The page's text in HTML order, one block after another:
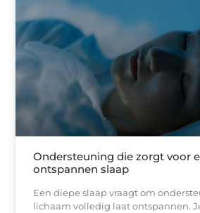
Ondersteuning die zorgt voor
ontspannen slaap
Een diepe slaap vraagt om
lichaam volledig laat ontspannen.